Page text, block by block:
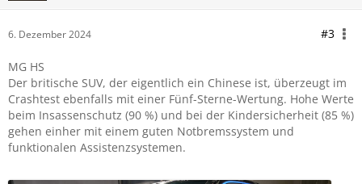
6. Dezember 2024 #3
MG HS
Der britische SUV, der eigentlich ein Chinese ist, überzeugt im
Crashtest ebenfalls mit einer Fünf-Sterne-Wertung. Hohe Werte
beim Insassenschutz (90 %) und bei der Kindersicherheit (85 %)
gehen einher mit einem guten Notbremssystem und
funktionalen Assistenzsystemen.